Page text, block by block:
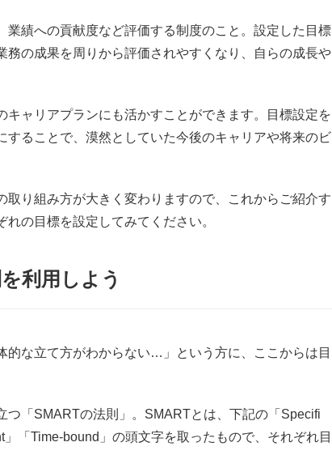
業績への貢献度など評価する制度のこと。設定した目標
務の成果を周りから評価されやすくなり、自らの成長や
キャリアプランにも活かすことができます。目標設定を
ることで、漠然としていた今後のキャリアや将来のビ
取り組み方が大きく変わりますので、これからご紹介す
の目標を設定してみてください。
利用しよう
的な立て方がわからない…」という方に、ここからは目
つ「SMARTの法則」。SMARTとは、下記の「Specifi
「Time-bound」の頭文字を取ったもので、それぞれ目